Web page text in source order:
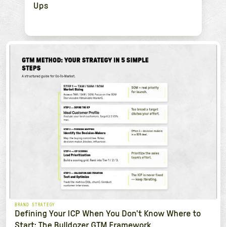
Ups
BRAND STRATEGY
Defining Your ICP When You Don't Know Where to